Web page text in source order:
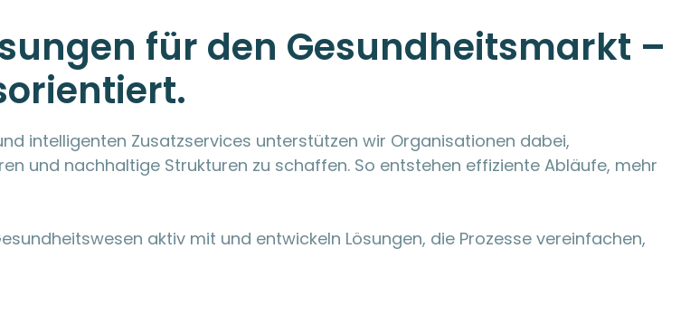
für den Gesundheitsmarkt –
intelligenten Zusatzservices unterstützen wir Organisationen dabei,
und nachhaltige Strukturen zu schaffen. So entstehen effiziente Abläufe, mehr
aktiv mit und entwickeln Lösungen, die Prozesse vereinfachen,